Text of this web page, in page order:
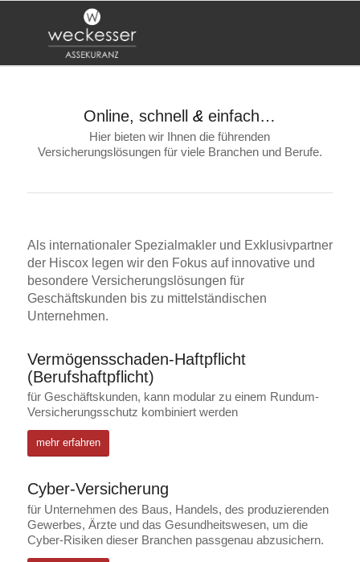
Online, schnell& einfach…
Hier bieten wir Ihnen die führenden
Versicherungslösungen für viele Branchen und Berufe.
Als internationaler Spezialmakler und Exklusivpartner
der Hiscox legen wir den Fokus auf innovative und
besondere Versicherungslösungen für
Geschäftskunden bis zu mittelständischen
Unternehmen.
Vermögensschaden-Haftpflicht
(Berufshaftpflicht)
für Geschäftskunden, kann modular zu einem Rundum-
Versicherungsschutz kombiniert werden
mehr erfahren
Cyber-Versicherung
für Unternehmen des Baus, Handels, des produzierenden
Gewerbes, Ärzte und das Gesundheitswesen, um die
Cyber-Risiken dieser Branchen passgenau abzusichern.